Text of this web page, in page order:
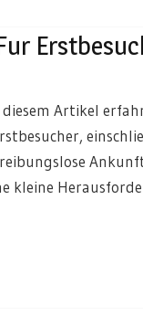
Artikel
kleine